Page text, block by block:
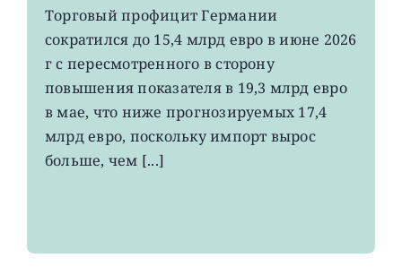
EWG:
немецкий
экспорт
вырос
4-
летнего
Торговый профицит Германии
сократился до 15,4 млрд евро в июне 2026
г с пересмотренного в сторону
повышения показателя в 19,3 млрд евро
в мае, что ниже прогнозируемых 17,4
млрд евро, поскольку импорт вырос
больше, чем [...]